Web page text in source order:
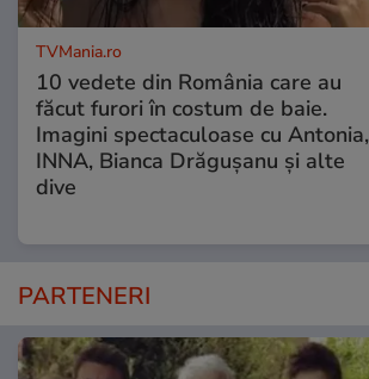
TVMania.ro
10 vedete din România care au
făcut furori în costum de baie.
Imagini spectaculoase cu Antonia,
INNA, Bianca Drăgușanu și alte
dive
PARTENERI